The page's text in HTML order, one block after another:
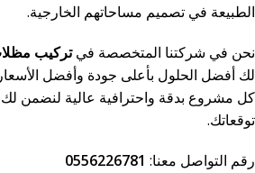
الطبيعة في تصميم مساحاتهم الخارجية.
نحن في شركتنا المتخصصة فيتركيب
لك أفضل الحلول بأعلى جودة وأفضل
كل مشروع بدقة واحترافية عالية لنضمن لك
توقعاتك.
رقم التواصل معنا: 0556226781